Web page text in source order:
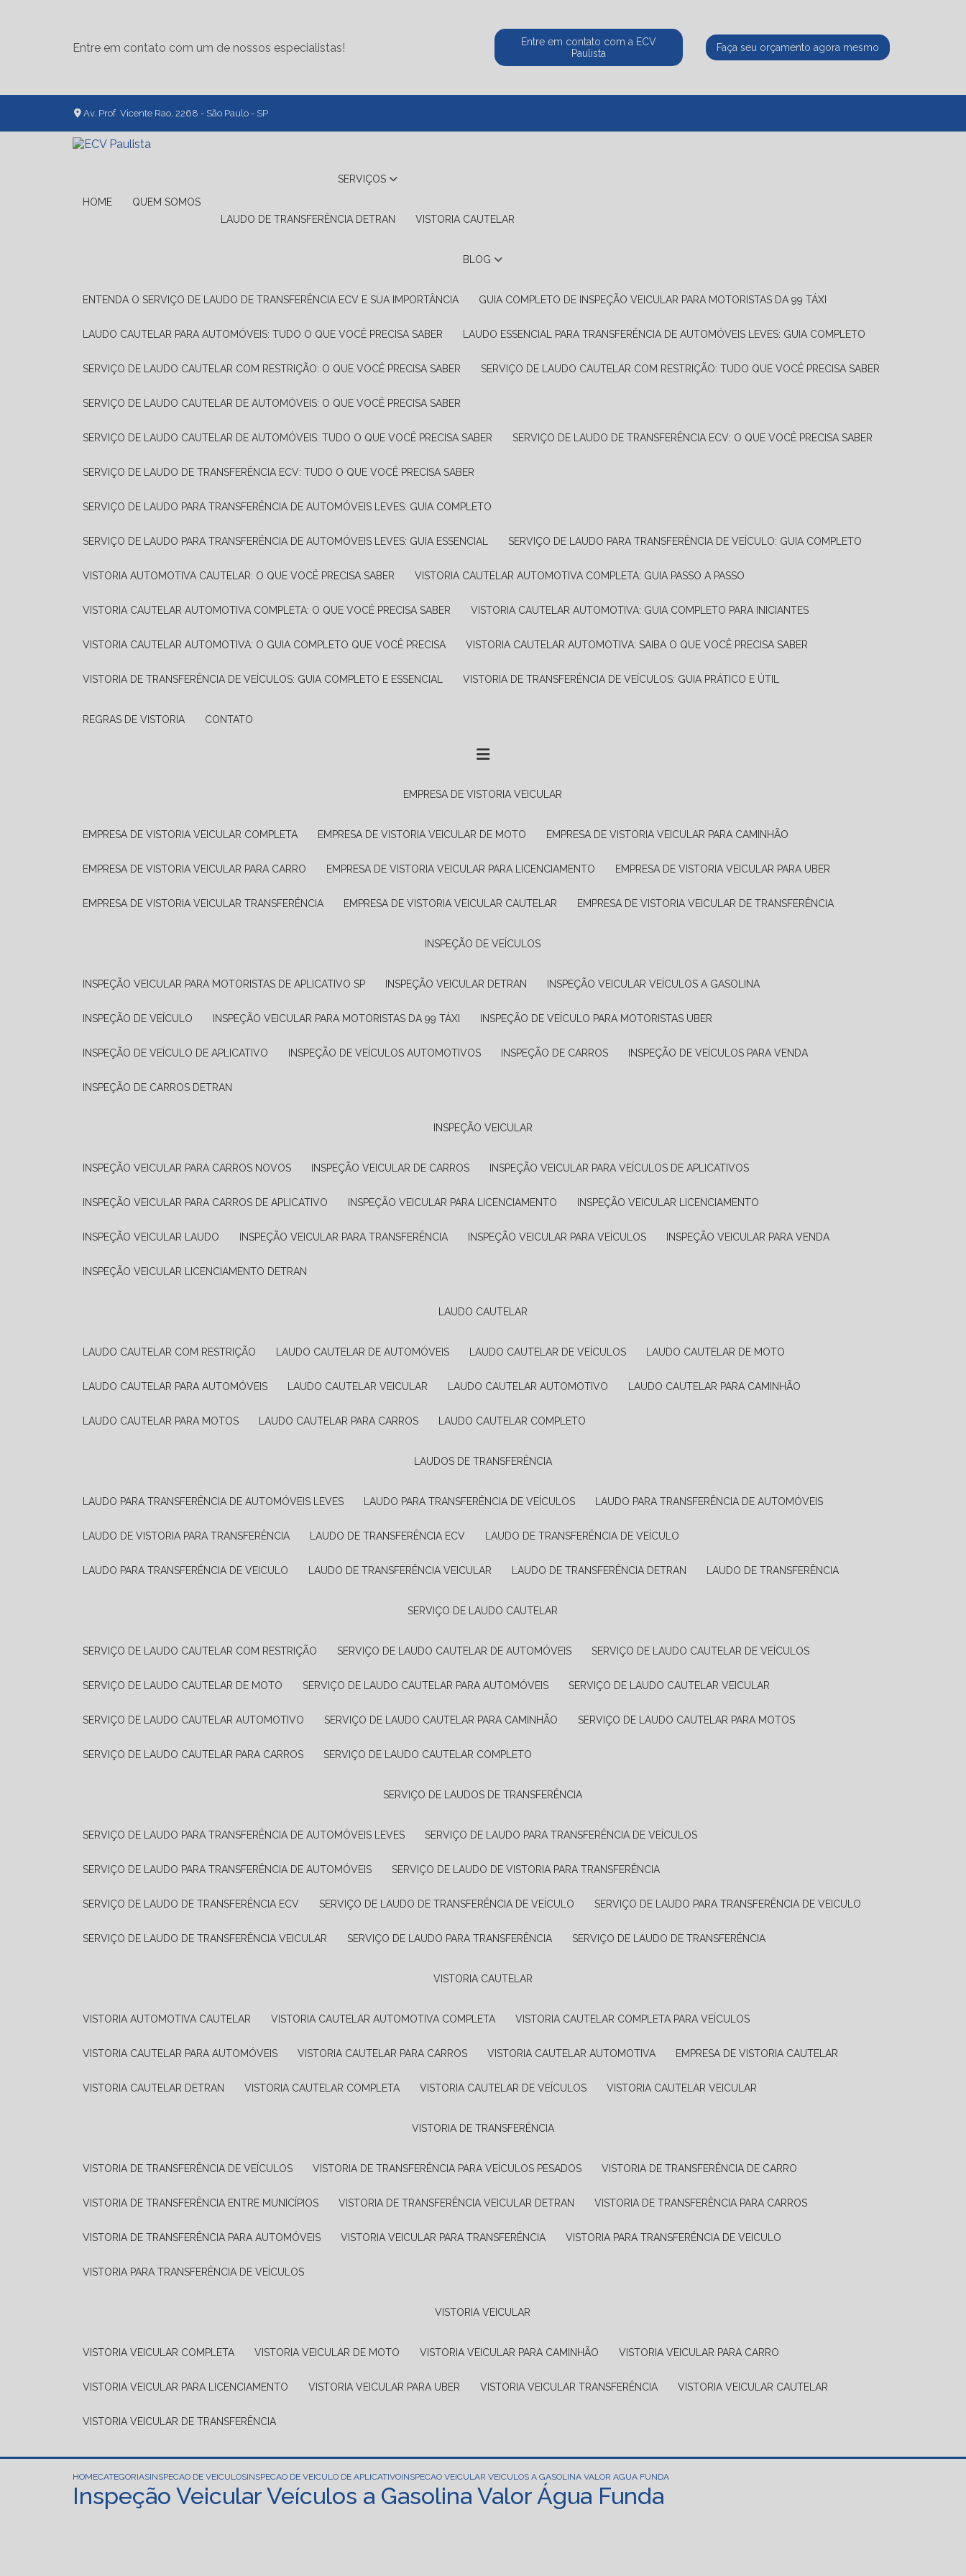
Entre em contato com um de nossos especialistas!
Entre em contato com a ECV
Paulista
Faça seu orçamento agora mesmo
Av. Prof. Vicente Rao, 2268 - São Paulo - SP
HOME QUEM SOMOS
SERVIÇOS
LAUDO DE TRANSFERÊNCIA DETRAN VISTORIA CAUTELAR
BLOG
ENTENDA O SERVIÇO DE LAUDO DE TRANSFERÊNCIA ECV E SUA IMPORTÂNCIA GUIA COMPLETO DE INSPEÇÃO VEICULAR PARA MOTORISTAS DA 99 TÁXI
LAUDO CAUTELAR PARA AUTOMÓVEIS: TUDO O QUE VOCÊ PRECISA SABER LAUDO ESSENCIAL PARA TRANSFERÊNCIA DE AUTOMÓVEIS LEVES: GUIA COMPLETO
SERVIÇO DE LAUDO CAUTELAR COM RESTRIÇÃO: O QUE VOCÊ PRECISA SABER SERVIÇO DE LAUDO CAUTELAR COM RESTRIÇÃO: TUDO QUE VOCÊ PRECISA SABER
SERVIÇO DE LAUDO CAUTELAR DE AUTOMÓVEIS: O QUE VOCÊ PRECISA SABER
SERVIÇO DE LAUDO CAUTELAR DE AUTOMÓVEIS: TUDO O QUE VOCÊ PRECISA SABER SERVIÇO DE LAUDO DE TRANSFERÊNCIA ECV: O QUE VOCÊ PRECISA SABER
SERVIÇO DE LAUDO DE TRANSFERÊNCIA ECV: TUDO O QUE VOCÊ PRECISA SABER
SERVIÇO DE LAUDO PARA TRANSFERÊNCIA DE AUTOMÓVEIS LEVES: GUIA COMPLETO
SERVIÇO DE LAUDO PARA TRANSFERÊNCIA DE AUTOMÓVEIS LEVES: GUIA ESSENCIAL SERVIÇO DE LAUDO PARA TRANSFERÊNCIA DE VEÍCULO: GUIA COMPLETO
VISTORIA AUTOMOTIVA CAUTELAR: O QUE VOCÊ PRECISA SABER VISTORIA CAUTELAR AUTOMOTIVA COMPLETA: GUIA PASSO A PASSO
VISTORIA CAUTELAR AUTOMOTIVA COMPLETA: O QUE VOCÊ PRECISA SABER VISTORIA CAUTELAR AUTOMOTIVA: GUIA COMPLETO PARA INICIANTES
VISTORIA CAUTELAR AUTOMOTIVA: O GUIA COMPLETO QUE VOCÊ PRECISA VISTORIA CAUTELAR AUTOMOTIVA: SAIBA O QUE VOCÊ PRECISA SABER
VISTORIA DE TRANSFERÊNCIA DE VEÍCULOS: GUIA COMPLETO E ESSENCIAL VISTORIA DE TRANSFERÊNCIA DE VEÍCULOS: GUIA PRÁTICO E ÚTIL
REGRAS DE VISTORIA CONTATO
EMPRESA DE VISTORIA VEICULAR
EMPRESA DE VISTORIA VEICULAR COMPLETA EMPRESA DE VISTORIA VEICULAR DE MOTO EMPRESA DE VISTORIA VEICULAR PARA CAMINHÃO
EMPRESA DE VISTORIA VEICULAR PARA CARRO EMPRESA DE VISTORIA VEICULAR PARA LICENCIAMENTO EMPRESA DE VISTORIA VEICULAR PARA UBER
EMPRESA DE VISTORIA VEICULAR TRANSFERÊNCIA EMPRESA DE VISTORIA VEICULAR CAUTELAR EMPRESA DE VISTORIA VEICULAR DE TRANSFERÊNCIA
INSPEÇÃO DE VEÍCULOS
INSPEÇÃO VEICULAR PARA MOTORISTAS DE APLICATIVO SP INSPEÇÃO VEICULAR DETRAN INSPEÇÃO VEICULAR VEÍCULOS A GASOLINA
INSPEÇÃO DE VEÍCULO INSPEÇÃO VEICULAR PARA MOTORISTAS DA 99 TÁXI INSPEÇÃO DE VEÍCULO PARA MOTORISTAS UBER
INSPEÇÃO DE VEÍCULO DE APLICATIVO INSPEÇÃO DE VEÍCULOS AUTOMOTIVOS INSPEÇÃO DE CARROS INSPEÇÃO DE VEÍCULOS PARA VENDA
INSPEÇÃO DE CARROS DETRAN
INSPEÇÃO VEICULAR
INSPEÇÃO VEICULAR PARA CARROS NOVOS INSPEÇÃO VEICULAR DE CARROS INSPEÇÃO VEICULAR PARA VEÍCULOS DE APLICATIVOS
INSPEÇÃO VEICULAR PARA CARROS DE APLICATIVO INSPEÇÃO VEICULAR PARA LICENCIAMENTO INSPEÇÃO VEICULAR LICENCIAMENTO
INSPEÇÃO VEICULAR LAUDO INSPEÇÃO VEICULAR PARA TRANSFERÊNCIA INSPEÇÃO VEICULAR PARA VEÍCULOS INSPEÇÃO VEICULAR PARA VENDA
INSPEÇÃO VEICULAR LICENCIAMENTO DETRAN
LAUDO CAUTELAR
LAUDO CAUTELAR COM RESTRIÇÃO LAUDO CAUTELAR DE AUTOMÓVEIS LAUDO CAUTELAR DE VEÍCULOS LAUDO CAUTELAR DE MOTO
LAUDO CAUTELAR PARA AUTOMÓVEIS LAUDO CAUTELAR VEICULAR LAUDO CAUTELAR AUTOMOTIVO LAUDO CAUTELAR PARA CAMINHÃO
LAUDO CAUTELAR PARA MOTOS LAUDO CAUTELAR PARA CARROS LAUDO CAUTELAR COMPLETO
LAUDOS DE TRANSFERÊNCIA
LAUDO PARA TRANSFERÊNCIA DE AUTOMÓVEIS LEVES LAUDO PARA TRANSFERÊNCIA DE VEÍCULOS LAUDO PARA TRANSFERÊNCIA DE AUTOMÓVEIS
LAUDO DE VISTORIA PARA TRANSFERÊNCIA LAUDO DE TRANSFERÊNCIA ECV LAUDO DE TRANSFERÊNCIA DE VEÍCULO
LAUDO PARA TRANSFERÊNCIA DE VEICULO LAUDO DE TRANSFERÊNCIA VEICULAR LAUDO DE TRANSFERÊNCIA DETRAN LAUDO DE TRANSFERÊNCIA
SERVIÇO DE LAUDO CAUTELAR
SERVIÇO DE LAUDO CAUTELAR COM RESTRIÇÃO SERVIÇO DE LAUDO CAUTELAR DE AUTOMÓVEIS SERVIÇO DE LAUDO CAUTELAR DE VEÍCULOS
SERVIÇO DE LAUDO CAUTELAR DE MOTO SERVIÇO DE LAUDO CAUTELAR PARA AUTOMÓVEIS SERVIÇO DE LAUDO CAUTELAR VEICULAR
SERVIÇO DE LAUDO CAUTELAR AUTOMOTIVO SERVIÇO DE LAUDO CAUTELAR PARA CAMINHÃO SERVIÇO DE LAUDO CAUTELAR PARA MOTOS
SERVIÇO DE LAUDO CAUTELAR PARA CARROS SERVIÇO DE LAUDO CAUTELAR COMPLETO
SERVIÇO DE LAUDOS DE TRANSFERÊNCIA
SERVIÇO DE LAUDO PARA TRANSFERÊNCIA DE AUTOMÓVEIS LEVES SERVIÇO DE LAUDO PARA TRANSFERÊNCIA DE VEÍCULOS
SERVIÇO DE LAUDO PARA TRANSFERÊNCIA DE AUTOMÓVEIS SERVIÇO DE LAUDO DE VISTORIA PARA TRANSFERÊNCIA
SERVIÇO DE LAUDO DE TRANSFERÊNCIA ECV SERVIÇO DE LAUDO DE TRANSFERÊNCIA DE VEÍCULO SERVIÇO DE LAUDO PARA TRANSFERÊNCIA DE VEICULO
SERVIÇO DE LAUDO DE TRANSFERÊNCIA VEICULAR SERVIÇO DE LAUDO PARA TRANSFERÊNCIA SERVIÇO DE LAUDO DE TRANSFERÊNCIA
VISTORIA CAUTELAR
VISTORIA AUTOMOTIVA CAUTELAR VISTORIA CAUTELAR AUTOMOTIVA COMPLETA VISTORIA CAUTELAR COMPLETA PARA VEÍCULOS
VISTORIA CAUTELAR PARA AUTOMÓVEIS VISTORIA CAUTELAR PARA CARROS VISTORIA CAUTELAR AUTOMOTIVA EMPRESA DE VISTORIA CAUTELAR
VISTORIA CAUTELAR DETRAN VISTORIA CAUTELAR COMPLETA VISTORIA CAUTELAR DE VEÍCULOS VISTORIA CAUTELAR VEICULAR
VISTORIA DE TRANSFERÊNCIA
VISTORIA DE TRANSFERÊNCIA DE VEÍCULOS VISTORIA DE TRANSFERÊNCIA PARA VEÍCULOS PESADOS VISTORIA DE TRANSFERÊNCIA DE CARRO
VISTORIA DE TRANSFERÊNCIA ENTRE MUNICÍPIOS VISTORIA DE TRANSFERÊNCIA VEICULAR DETRAN VISTORIA DE TRANSFERÊNCIA PARA CARROS
VISTORIA DE TRANSFERÊNCIA PARA AUTOMÓVEIS VISTORIA VEICULAR PARA TRANSFERÊNCIA VISTORIA PARA TRANSFERÊNCIA DE VEICULO
VISTORIA PARA TRANSFERÊNCIA DE VEÍCULOS
VISTORIA VEICULAR
VISTORIA VEICULAR COMPLETA VISTORIA VEICULAR DE MOTO VISTORIA VEICULAR PARA CAMINHÃO VISTORIA VEICULAR PARA CARRO
VISTORIA VEICULAR PARA LICENCIAMENTO VISTORIA VEICULAR PARA UBER VISTORIA VEICULAR TRANSFERÊNCIA VISTORIA VEICULAR CAUTELAR
VISTORIA VEICULAR DE TRANSFERÊNCIA
HOMECATEGORIASINSPECAO DE VEICULOSINSPECAO DE VEICULO DE APLICATIVOINSPECAO VEICULAR VEICULOS A GASOLINA VALOR AGUA FUNDA
Inspeção Veicular Veículos a Gasolina Valor Água Funda